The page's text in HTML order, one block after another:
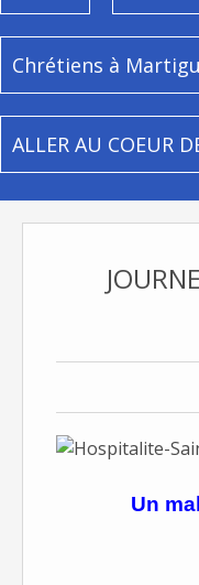
Chrétiens à
ALLER AU COEUR
Un